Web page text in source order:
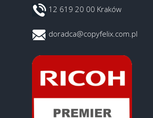
12 619 20 00 Kraków
doradca@copyfelix.com.pl